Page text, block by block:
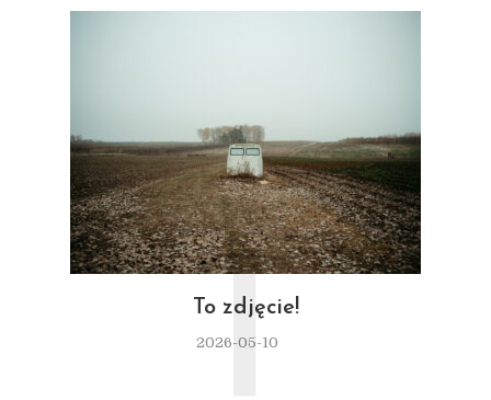
To zdjęcie!
2026-05-10
T